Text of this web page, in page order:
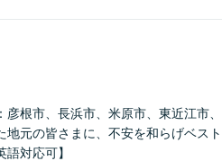
彦根市、長浜市、米原市、東近江市
元の皆さまに、不安を和らげベス
対応可】